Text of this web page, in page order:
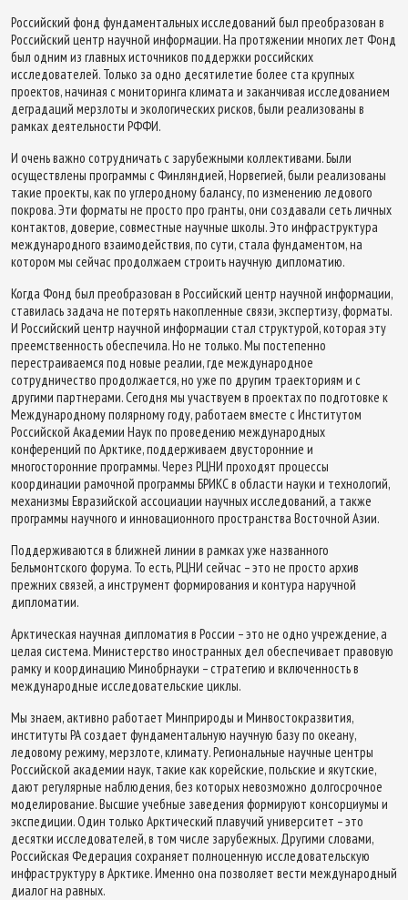
Российский фонд фундаментальных исследований был преобразован в
Российский центр научной информации. На протяжении многих лет Фонд
был одним из главных источников поддержки российских
исследователей. Только за одно десятилетие более ста крупных
проектов, начиная с мониторинга климата и заканчивая исследованием
деградаций мерзлоты и экологических рисков, были реализованы в
рамках деятельности РФФИ.
И очень важно сотрудничать с зарубежными коллективами. Были
осуществлены программы с Финляндией, Норвегией, были реализованы
такие проекты, как по углеродному балансу, по изменению ледового
покрова. Эти форматы не просто про гранты, они создавали сеть личных
контактов, доверие, совместные научные школы. Это инфраструктура
международного взаимодействия, по сути, стала фундаментом, на
котором мы сейчас продолжаем строить научную дипломатию.
Когда Фонд был преобразован в Российский центр научной информации,
ставилась задача не потерять накопленные связи, экспертизу, форматы.
И Российский центр научной информации стал структурой, которая эту
преемственность обеспечила. Но не только. Мы постепенно
перестраиваемся под новые реалии, где международное
сотрудничество продолжается, но уже по другим траекториям и с
другими партнерами. Сегодня мы участвуем в проектах по подготовке к
Международному полярному году, работаем вместе с Институтом
Российской Академии Наук по проведению международных
конференций по Арктике, поддерживаем двусторонние и
многосторонние программы. Через РЦНИ проходят процессы
координации рамочной программы БРИКС в области науки и технологий,
механизмы Евразийской ассоциации научных исследований, а также
программы научного и инновационного пространства Восточной Азии.
Поддерживаются в ближней линии в рамках уже названного
Бельмонтского форума. То есть, РЦНИ сейчас – это не просто архив
прежних связей, а инструмент формирования и контура наручной
дипломатии.
Арктическая научная дипломатия в России – это не одно учреждение, а
целая система. Министерство иностранных дел обеспечивает правовую
рамку и координацию Минобрнауки – стратегию и включенность в
международные исследовательские циклы.
Мы знаем, активно работает Минприроды и Минвостокразвития,
институты РА создает фундаментальную научную базу по океану,
ледовому режиму, мерзлоте, климату. Региональные научные центры
Российской академии наук, такие как корейские, польские и якутские,
дают регулярные наблюдения, без которых невозможно долгосрочное
моделирование. Высшие учебные заведения формируют консорциумы и
экспедиции. Один только Арктический плавучий университет – это
десятки исследователей, в том числе зарубежных. Другими словами,
Российская Федерация сохраняет полноценную исследовательскую
инфраструктуру в Арктике. Именно она позволяет вести международный
диалог на равных.